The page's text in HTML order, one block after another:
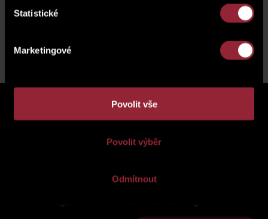
Statistické
Marketingové
Povolit vše
Povolit výběr
Odmítnout
Our company City Home offers affordable housing units,